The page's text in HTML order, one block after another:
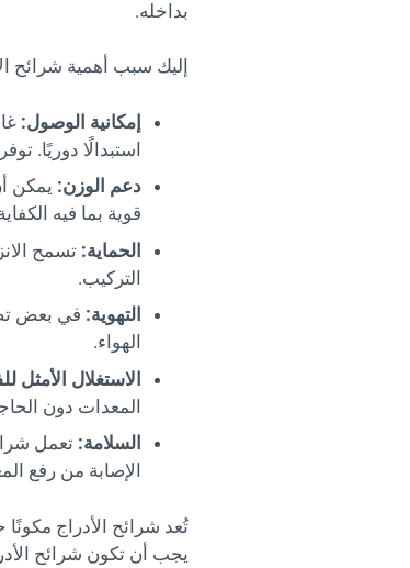
بداخله.
إليك سبب أهمية شرائح
إمكانية الوصول:
استبدالًا دوريًا.
دعم الوزن: يمكن
قوية بما فيه
الحماية: تسمح
التركيب.
التهوية: في بعض
الهواء.
الاستغلال الأمثل
المعدات دون
السلامة: تعمل
الإصابة من رفع
تُعد شرائح الأدراج
يجب أن تكون شرائح